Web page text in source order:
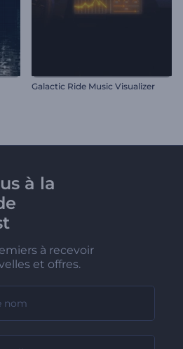
Galactic Ride Music Visualizer
à la
à recevoir
et offres.